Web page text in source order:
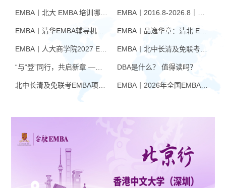
EMBA丨品逸华章：清北 EMBA 辅导的学院派实力全景
EMBA丨北中长清及免联考EMBA项目申请时间汇总（7月篇）
DBA是什么？ 值得读吗？
EMBA丨2026年全国EMBA学费汇总